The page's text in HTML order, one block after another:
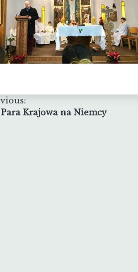
Krajowa na Niemcy